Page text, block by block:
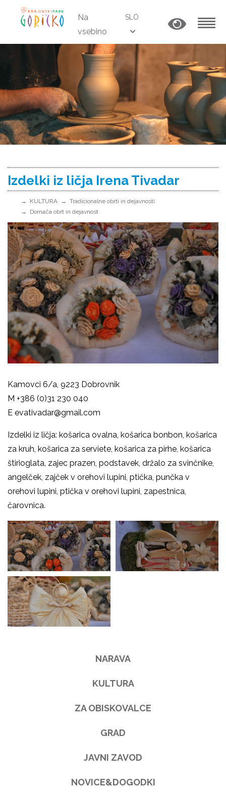
Na
vsebino
SLO
Izdelki iz ličja Irena Tivadar
KULTURA
Tradicionalne obrti in dejavnosti
Domača obrt in dejavnost
Kamovci 6/a, 9223 Dobrovnik
M +386 (0)31 230 040
E evativadar@gmail.com
Izdelki iz ličja: košarica ovalna, košarica bonbon, košarica
za kruh, košarica za serviete, košarica za pirhe, košarica
štirioglata, zajec prazen, podstavek, držalo za svinčnike,
angelček, zajček v orehovi lupini, ptička, punčka v
orehovi lupini, ptička v orehovi lupini, zapestnica,
čarovnica.
NARAVA
KULTURA
ZA OBISKOVALCE
GRAD
JAVNI ZAVOD
NOVICE&DOGODKI